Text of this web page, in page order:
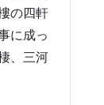
の四軒
に成っ
、三河